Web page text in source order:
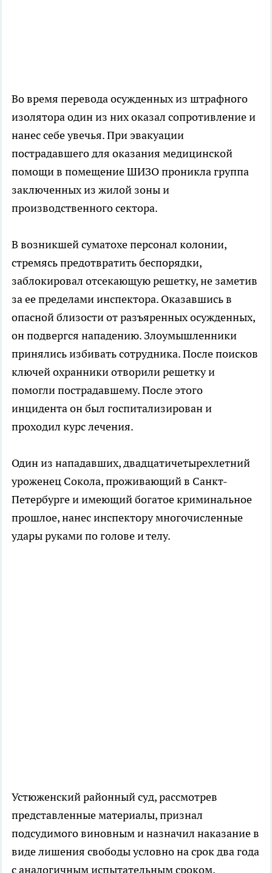
Во время перевода осужденных из штрафного
изолятора один из них оказал сопротивление и
нанес себе увечья. При эвакуации
пострадавшего для оказания медицинской
помощи в помещение ШИЗО проникла группа
заключенных из жилой зоны и
производственного сектора.
В возникшей суматохе персонал колонии,
стремясь предотвратить беспорядки,
заблокировал отсекающую решетку, не заметив
за ее пределами инспектора. Оказавшись в
опасной близости от разъяренных осужденных,
он подвергся нападению. Злоумышленники
принялись избивать сотрудника. После поисков
ключей охранники отворили решетку и
помогли пострадавшему. После этого
инцидента он был госпитализирован и
проходил курс лечения.
Один из нападавших, двадцатичетырехлетний
уроженец Сокола, проживающий в Санкт-
Петербурге и имеющий богатое криминальное
прошлое, нанес инспектору многочисленные
удары руками по голове и телу.
Устюженский районный суд, рассмотрев
представленные материалы, признал
подсудимого виновным и назначил наказание в
виде лишения свободы условно на срок два года
с аналогичным испытательным сроком.